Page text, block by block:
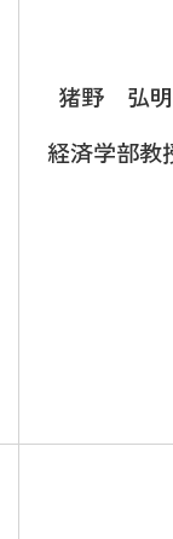
猪野 弘明
経済学部教